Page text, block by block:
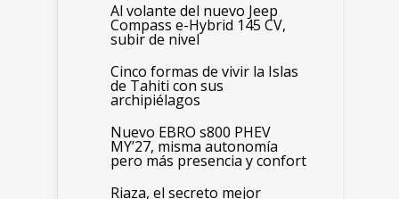
Al volante del nuevo Jeep
Compass e-Hybrid 145 CV,
subir de nivel
Cinco formas de vivir la Islas
de Tahiti con sus
archipiélagos
Nuevo EBRO s800 PHEV
MY’27, misma autonomía
pero más presencia y confort
Riaza, el secreto mejor